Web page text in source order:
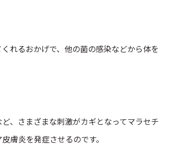
れるおかげで、他の菌の感染などから体を
、さまざまな刺激がカギとなってマラセチ
膚炎を発症させるのです。